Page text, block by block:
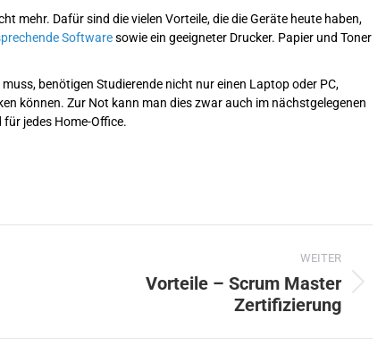
mehr. Dafür sind die vielen Vorteile, die die Geräte heute haben,
Softwaresowie ein geeigneter Drucker. Papier und Toner
benötigen Studierende nicht nur einen Laptop oder PC,
können. Zur Not kann man dies zwar auch im nächstgelegenen
jedes Home-Office.
WEITER
Vorteile – Scrum Master
Zertifizierung